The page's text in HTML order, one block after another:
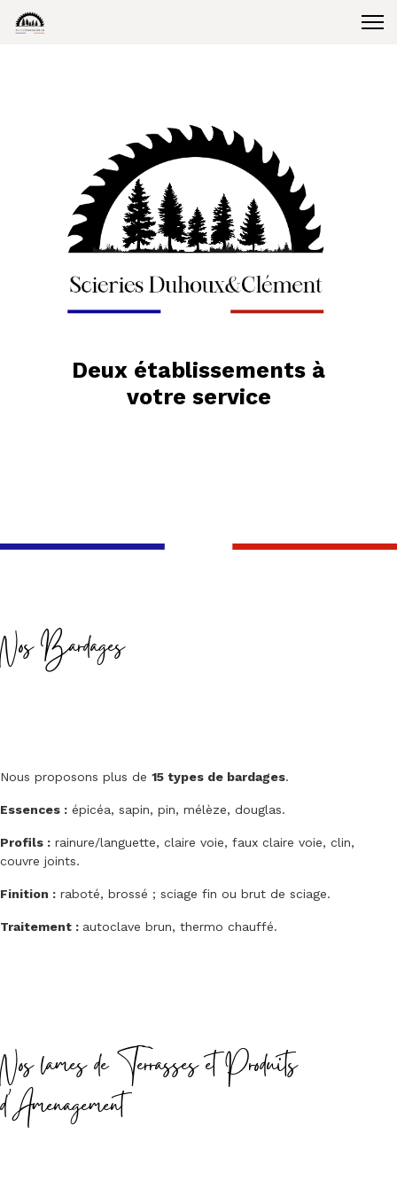
Deux établissements à
votre service
Nos Bardages
Nous proposons plus de 15 types de bardages.
Essences : épicéa, sapin, pin, mélèze, douglas.
Profils : rainure/languette, claire voie, faux claire voie, clin,
couvre joints.
Finition : raboté, brossé ; sciage fin ou brut de sciage.
Traitement : autoclave brun, thermo chauffé.
Nos lames de Terrasses et Produits
d'Amenagement